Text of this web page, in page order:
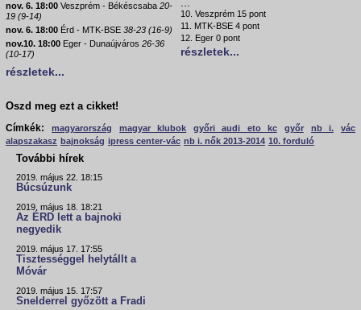
nov. 6. 18:00 Veszprém - Békéscsaba 20-
19 (9-14)
nov. 6. 18:00 Érd - MTK-BSE 38-23 (16-9)
nov.10. 18:00 Eger - Dunaújváros 26-36
(10-17)
részletek...
10. Veszprém 15 pont
11. MTK-BSE 4 pont
12. Eger 0 pont
részletek...
Oszd meg ezt a cikket!
Címkék:
magyarország magyar klubok győri audi eto kc győr nb i.
vác
alapszakasz bajnokság ipress center-vác nb i. nők 2013-2014 10. forduló
További hírek
2019. május 22. 18:15
Búcsúzunk
2019. május 18. 18:21
Az ÉRD lett a bajnoki
negyedik
2019. május 17. 17:55
Tisztességgel helytállt a
Móvár
2019. május 15. 17:57
Snelderrel győzött a Fradi